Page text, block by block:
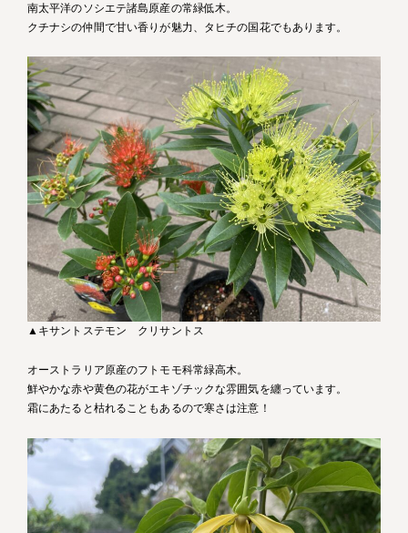
南太平洋のソシエテ諸島原産の常緑低木。
クチナシの仲間で甘い香りが魅力、タヒチの国花でもあります。
▲キサントステモン クリサントス
オーストラリア原産のフトモモ科常緑高木。
鮮やかな赤や黄色の花がエキゾチックな雰囲気を纏っています。
霜にあたると枯れることもあるので寒さは注意！